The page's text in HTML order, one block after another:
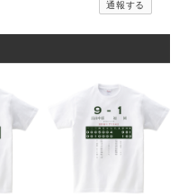
通報する